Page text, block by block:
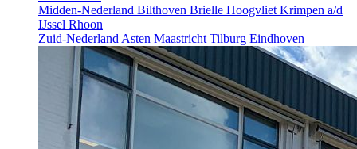
Midden-Nederland Bilthoven Brielle Hoogvliet Krimpen a/d
IJssel Rhoon
Zuid-Nederland Asten Maastricht Tilburg Eindhoven